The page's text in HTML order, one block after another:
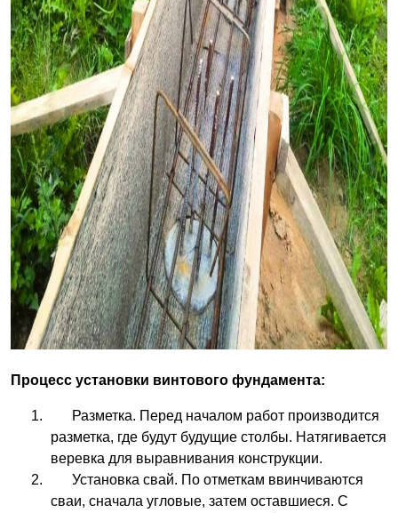
Процесс установки винтового фундамента:
Разметка. Перед началом работ производится
разметка, где будут будущие столбы. Натягивается
веревка для выравнивания конструкции.
Установка свай. По отметкам ввинчиваются
сваи, сначала угловые, затем оставшиеся. С